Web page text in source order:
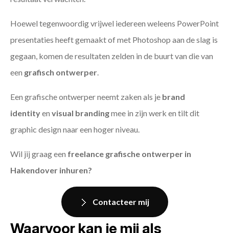
Hoewel tegenwoordig vrijwel iedereen weleens PowerPoint
presentaties heeft gemaakt of met Photoshop aan de slag is
gegaan, komen de resultaten zelden in de buurt van die van
een grafisch ontwerper
Een grafische ontwerper neemt zaken als je brand
identityen visual brandingmee in zijn werk en tilt dit
graphic design naar een hoger niveau.
Wil jij graag een freelance grafische ontwerper in
Hakendover inhuren?
Contacteer mij
Waarvoor kan je mij als